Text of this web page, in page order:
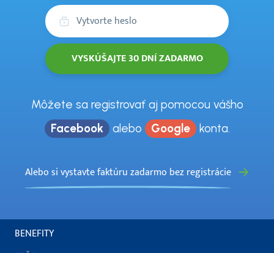
Môžete sa registrovať aj pomocou vášho
Facebook alebo Google konta.
Alebo si vystavte faktúru zadarmo bez registrácie
BENEFITY